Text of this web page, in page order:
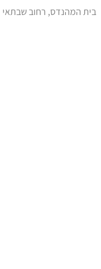
בית המהנדס, רחוב שבתאי לוי 24,